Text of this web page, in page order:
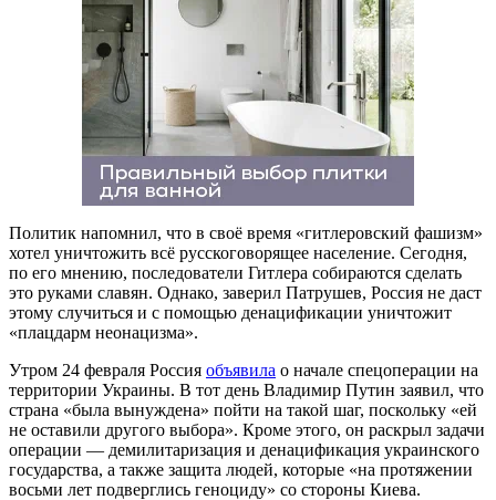
Политик напомнил, что в своё время «гитлеровский фашизм»
хотел уничтожить всё русскоговорящее население. Сегодня,
по его мнению, последователи Гитлера собираются сделать
это руками славян. Однако, заверил Патрушев, Россия не даст
этому случиться и с помощью денацификации уничтожит
«плацдарм неонацизма».
Утром 24 февраля Россия объявила о начале спецоперации на
территории Украины. В тот день Владимир Путин заявил, что
страна «была вынуждена» пойти на такой шаг, поскольку «ей
не оставили другого выбора». Кроме этого, он раскрыл задачи
операции — демилитаризация и денацификация украинского
государства, а также защита людей, которые «на протяжении
восьми лет подверглись геноциду» со стороны Киева.